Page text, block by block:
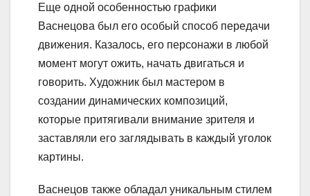
Еще одной особенностью графики
Васнецова был его особый способ передачи
движения. Казалось, его персонажи в любой
момент могут ожить, начать двигаться и
говорить. Художник был мастером в
создании динамических композиций,
которые притягивали внимание зрителя и
заставляли его заглядывать в каждый уголок
картины.
Васнецов также обладал уникальным стилем